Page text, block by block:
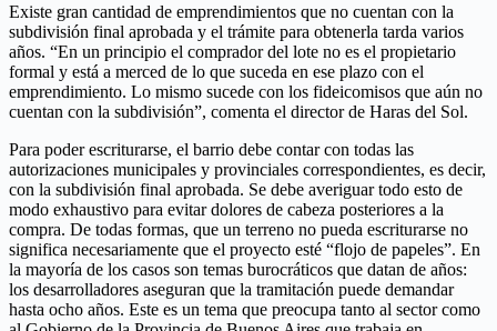
Existe gran cantidad de emprendimientos que no cuentan con la
subdivisión final aprobada y el trámite para obtenerla tarda varios
años. “En un principio el comprador del lote no es el propietario
formal y está a merced de lo que suceda en ese plazo con el
emprendimiento. Lo mismo sucede con los fideicomisos que aún no
cuentan con la subdivisión”, comenta el director de Haras del Sol.
Para poder escriturarse, el barrio debe contar con todas las
autorizaciones municipales y provinciales correspondientes, es decir,
con la subdivisión final aprobada. Se debe averiguar todo esto de
modo exhaustivo para evitar dolores de cabeza posteriores a la
compra. De todas formas, que un terreno no pueda escriturarse no
significa necesariamente que el proyecto esté “flojo de papeles”. En
la mayoría de los casos son temas burocráticos que datan de años:
los desarrolladores aseguran que la tramitación puede demandar
hasta ocho años. Este es un tema que preocupa tanto al sector como